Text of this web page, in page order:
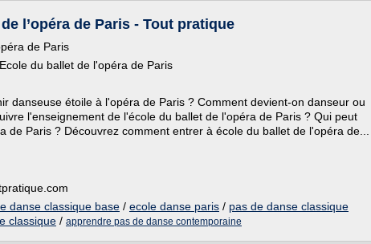
l’opéra de Paris - Tout pratique
de Paris
du ballet de l'opéra de Paris
danseuse étoile à l'opéra de Paris ? Comment devient-on danseur ou
l'enseignement de l'école du ballet de l'opéra de Paris ? Qui peut
de Paris ? Découvrez comment entrer à école du ballet de l'opéra de...
danse classique base / ecole danse paris / pas de danse classique
classique / apprendre pas de danse contemporaine